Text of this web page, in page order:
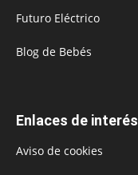
Futuro Eléctrico
Blog de Bebés
Enlaces de interés
Aviso de cookies